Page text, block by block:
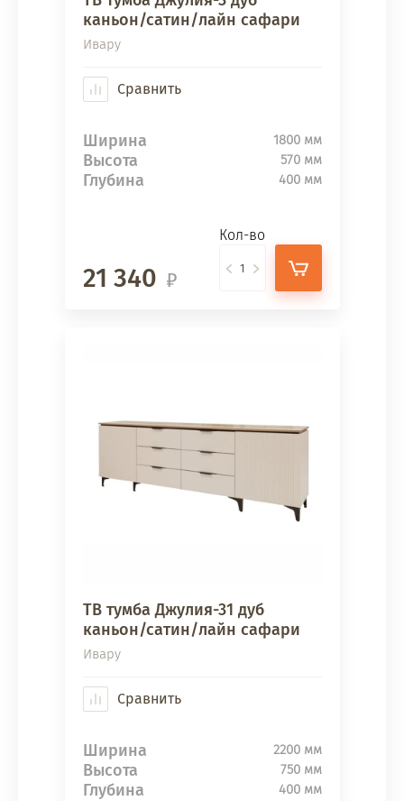
каньон/сатин/лайн сафари
Ивару
Сравнить
Ширина 1800 мм
Высота 570 мм
Глубина 400 мм
21 340
Кол-во
ТВ тумба Джулия-31 дуб
каньон/сатин/лайн сафари
Ивару
Сравнить
Ширина 2200 мм
Высота 750 мм
Глубина 400 мм